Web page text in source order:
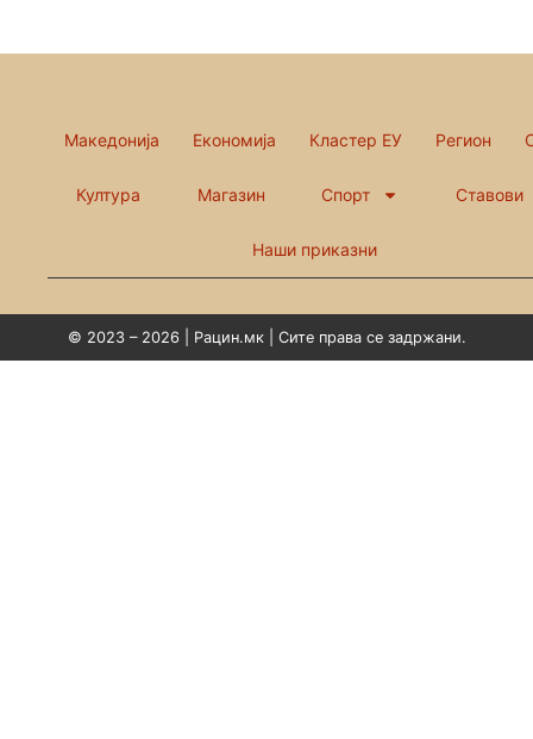
Македонија Економија Кластер ЕУ Регион
Култура Магазин Спорт Ставови
Наши приказни
© 2023 – 2026 | Рацин.мк | Сите права се задржани.